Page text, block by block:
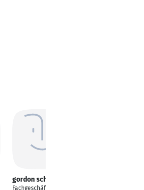
gordon scholz
Fachgeschäftsleitung